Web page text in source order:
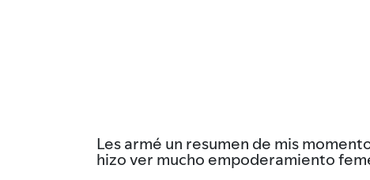
Les armé un resumen de mis
hizo ver mucho empoderamiento